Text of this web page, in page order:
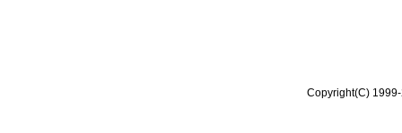
Copyright(C)